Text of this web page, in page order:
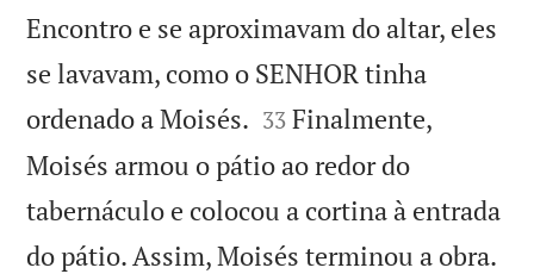
Encontro e se aproximavam do altar, eles
se lavavam, como o SENHOR tinha
ordenado a Moisés. 

33 Finalmente,
Moisés armou o pátio ao redor do
tabernáculo e colocou a cortina à entrada
do pátio. Assim, Moisés terminou a obra.